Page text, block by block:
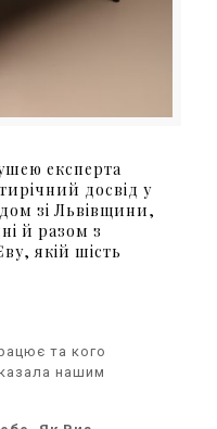
експерта
досвід у
зі Львівщини,
й разом з
якій шість
та кого
нашим